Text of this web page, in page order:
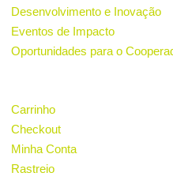
Desenvolvimento e Inovação
Eventos de Impacto
Oportunidades para o
Carrinho
Checkout
Minha Conta
Rastreio